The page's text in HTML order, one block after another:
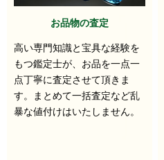
お品物の査定
高い専門知識と宝具な経験を
もつ鑑定士が、お品を一点一
点丁寧に査定させて頂きま
す。まとめて一括査定など乱
暴な値付けはいたしません。